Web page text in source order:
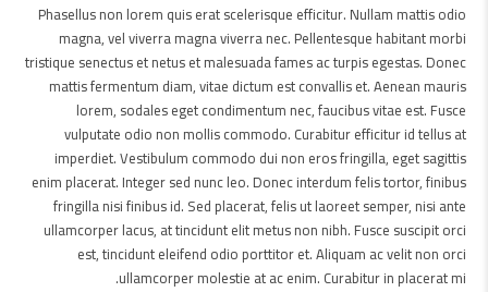
Phasellus non lorem quis erat scelerisque efficitur. Nullam mattis odio
magna, vel viverra magna viverra nec. Pellentesque habitant morbi
tristique senectus et netus et malesuada fames ac turpis egestas. Donec
mattis fermentum diam, vitae dictum est convallis et. Aenean mauris
lorem, sodales eget condimentum nec, faucibus vitae est. Fusce
vulputate odio non mollis commodo. Curabitur efficitur id tellus at
imperdiet. Vestibulum commodo dui non eros fringilla, eget sagittis
enim placerat. Integer sed nunc leo. Donec interdum felis tortor, finibus
fringilla nisi finibus id. Sed placerat, felis ut laoreet semper, nisi ante
ullamcorper lacus, at tincidunt elit metus non nibh. Fusce suscipit orci
est, tincidunt eleifend odio porttitor et. Aliquam ac velit non orci
ullamcorper molestie at ac enim. Curabitur in placerat mi.